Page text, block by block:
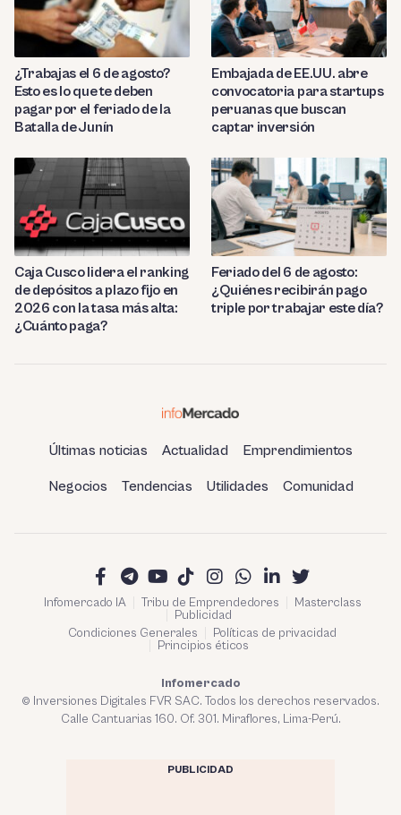
¿Trabajas el 6 de agosto?
Esto es lo que te deben
pagar por el feriado de la
Batalla de Junín
Embajada de EE.UU. abre
convocatoria para startups
peruanas que buscan
captar inversión
Caja Cusco lidera el ranking
de depósitos a plazo fijo en
2026 con la tasa más alta:
¿Cuánto paga?
Feriado del 6 de agosto:
¿Quiénes recibirán pago
triple por trabajar este día?
Últimas noticias Actualidad Emprendimientos
Negocios Tendencias Utilidades Comunidad
Infomercado IA Tribu de Emprendedores
Masterclass
Publicidad
Condiciones Generales
Políticas de privacidad
Principios éticos
Infomercado
© Inversiones Digitales FVR SAC. Todos los derechos reservados.
Calle Cantuarias 160. Of. 301. Miraflores, Lima-Perú.
PUBLICIDAD